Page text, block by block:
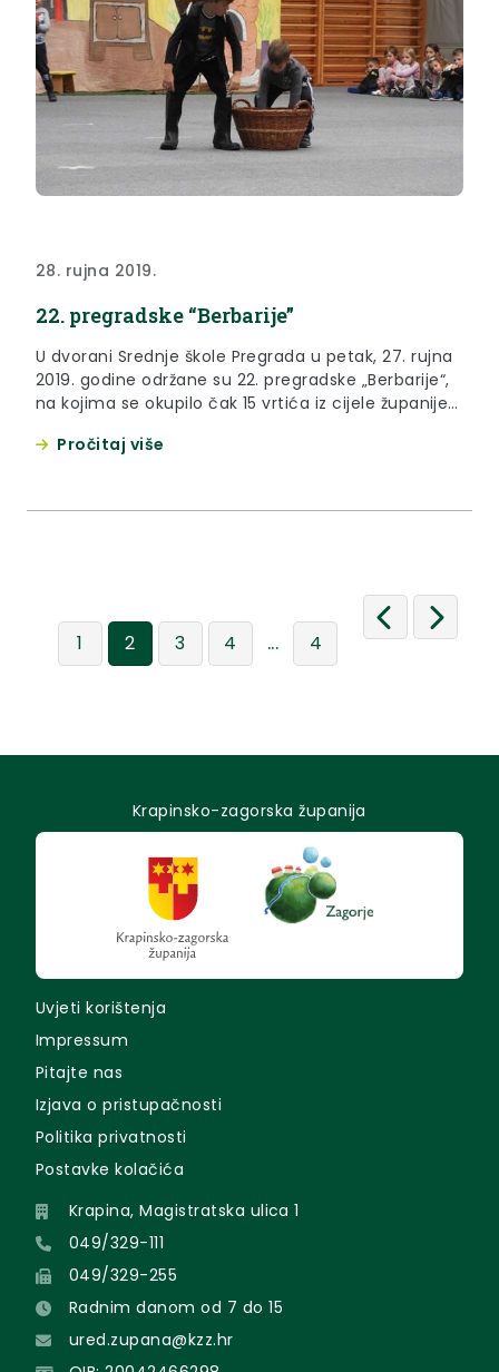
28. rujna 2019.
22. pregradske “Berbarije”
U dvorani Srednje škole Pregrada u petak, 27. rujna
2019. godine održane su 22. pregradske „Berbarije“,
na kojima se okupilo čak 15 vrtića iz cijele županije
Pročitaj više
1 2 3 4 ... 4
Krapinsko-zagorska županija
Uvjeti korištenja
Impressum
Pitajte nas
Izjava o pristupačnosti
Politika privatnosti
Postavke kolačića
Krapina, Magistratska ulica 1
049/329-111
049/329-255
Radnim danom od 7 do 15
ured.zupana@kzz.hr